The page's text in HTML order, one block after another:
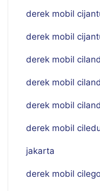
derek mobil
derek mobil
derek mobil
derek mobil
derek mobil
derek mobil
jakarta
derek mobil